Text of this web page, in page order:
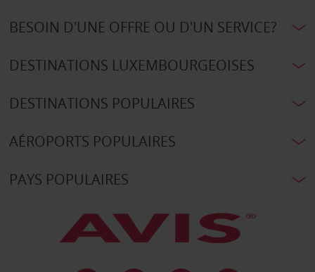
BESOIN D'UNE OFFRE OU D'UN SERVICE?
DESTINATIONS LUXEMBOURGEOISES
DESTINATIONS POPULAIRES
AÉROPORTS POPULAIRES
PAYS POPULAIRES